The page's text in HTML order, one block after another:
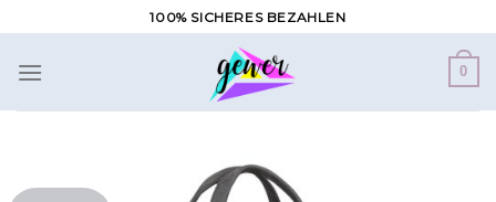
Inhalt
springen
100% SICHERES BEZAHLEN
0